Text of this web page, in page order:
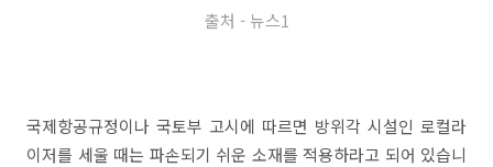
출처 - 뉴스1
국제항공규정이나 국토부 고시에 따르면 방위각 시설인 로컬라
이저를 세울 때는 파손되기 쉬운 소재를 적용하라고 되어 있습니